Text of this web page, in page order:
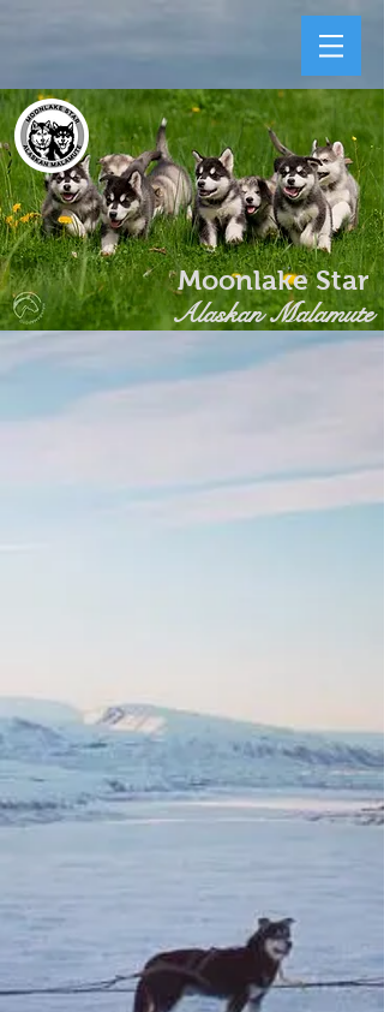
Moonlake Star
Alaskan Malamute